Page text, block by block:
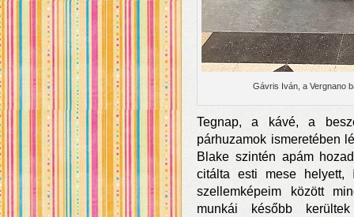
Gávris Iván, a Vergnano
Tegnap, a kávé, a
párhuzamok ismeretében
Blake szintén apám
citálta esti mese
szellemképeim között
munkái később